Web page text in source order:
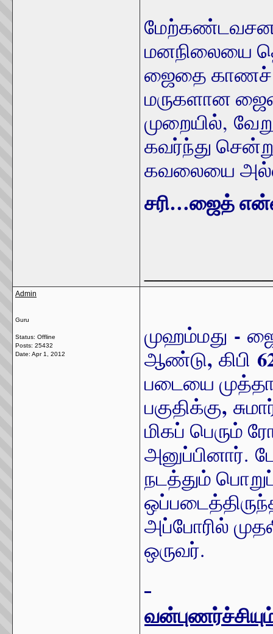
மனநிலையை
ஜைதை காணச்
மருகளான
முறையில்,
கவர்ந்து
கவலையை
சரி…ஜைத்
Admin
Guru
Status: Offline
Posts: 25432
Date: Apr 1, 2012
முஹம்மது -
ஆண்டு, கிபி
படையை
பகுதிக்கு,
மிகப் பெரும்
அனுப்பினார்.
நடத்தும்
அப்போரில்
ஒருவர்.